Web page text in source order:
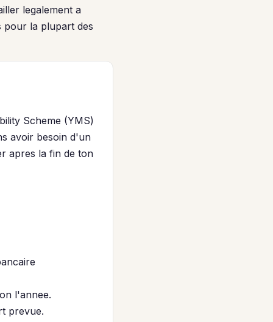
legalement a
pour la plupart des
Scheme (YMS)
avoir besoin d'un
apres la fin de ton
l'annee.
prevue.